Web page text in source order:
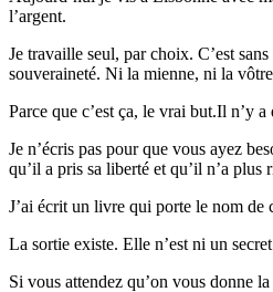
l’argent.
Je travaille seul, par choix. C’est
souveraineté. Ni la mienne, ni la
Parce que c’est ça, le vrai but.Il n’y
Je n’écris pas pour que vous ayez
qu’il a pris sa liberté et qu’il n’a plus
J’ai écrit un livre qui porte le nom de
La sortie existe. Elle n’est ni un
Si vous attendez qu’on vous donne